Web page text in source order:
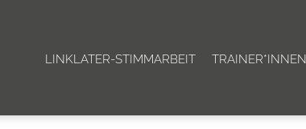
LINKLATER-STIMMARBEIT TRAINER*INNEN